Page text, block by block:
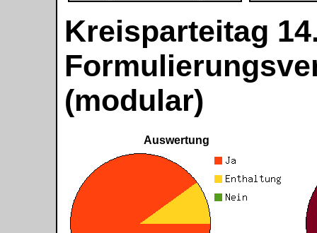
Kreisparteitag
(modular)
Auswertung